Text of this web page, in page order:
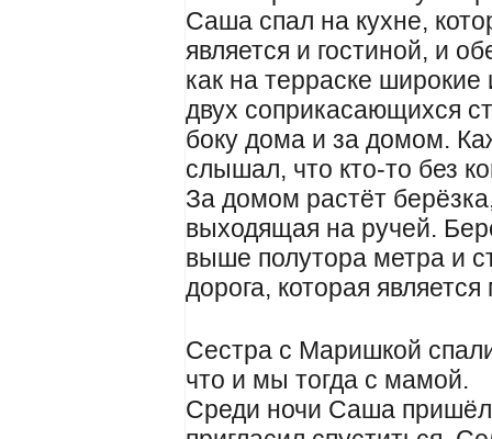
Саша спал на кухне,
является и гостиной, и
как на терраске
двух соприкасающихся
боку дома и за домом.
слышал, что кто-то без
За домом растёт
выходящая на ручей.
выше полутора метра и
дорога, которая
Сестра с Маришкой
что и мы тогда с мамой.
Среди ночи Саша